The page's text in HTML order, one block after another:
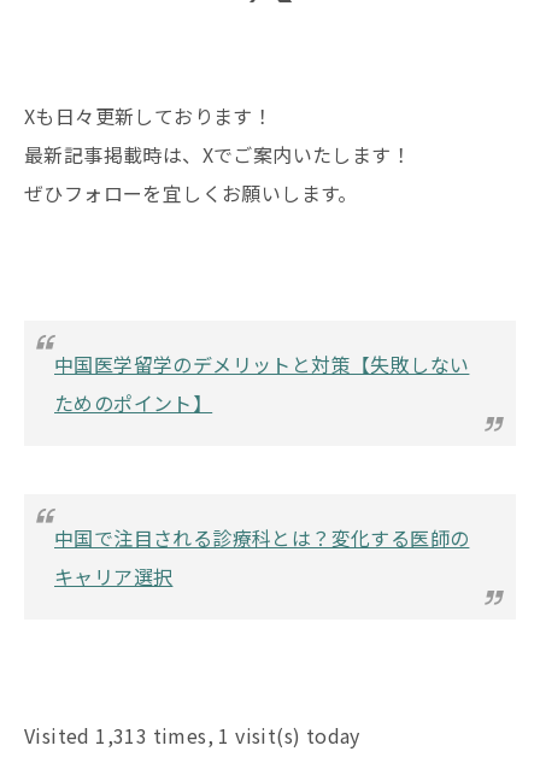
Xも日々更新しております！
最新記事掲載時は、Xでご案内いたします！
ぜひフォローを宜しくお願いします。
中国医学留学のデメリットと対策【失敗しない
ためのポイント】
中国で注目される診療科とは？変化する医師の
キャリア選択
Visited 1,313 times, 1 visit(s) today